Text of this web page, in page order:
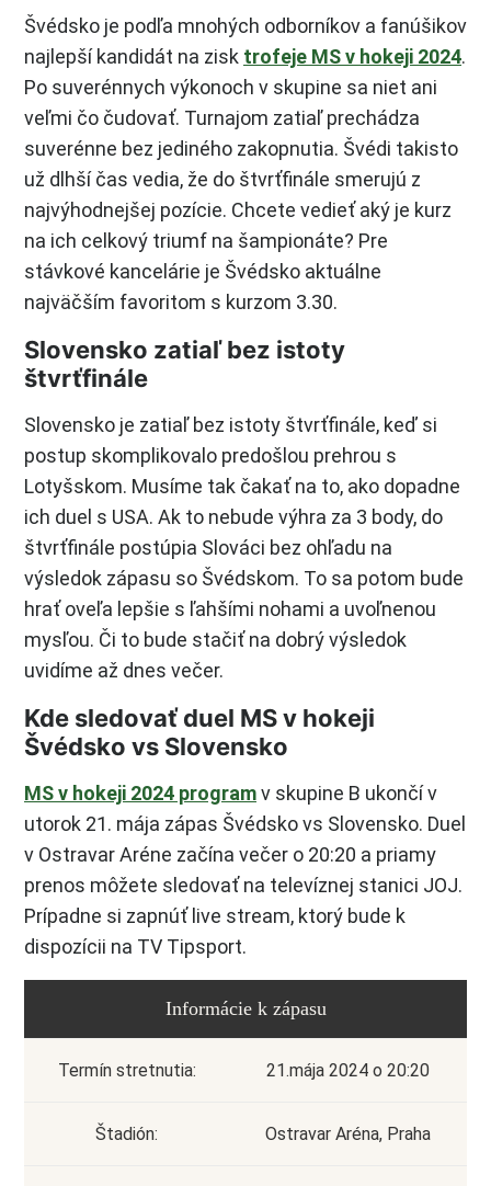
Švédsko je podľa mnohých odborníkov a fanúšikov
najlepší kandidát na zisk trofeje MS v hokeji 2024.
Po suverénnych výkonoch v skupine sa niet ani
veľmi čo čudovať. Turnajom zatiaľ prechádza
suverénne bez jediného zakopnutia. Švédi takisto
už dlhší čas vedia, že do štvrťfinále smerujú z
najvýhodnejšej pozície. Chcete vedieť aký je kurz
na ich celkový triumf na šampionáte? Pre
stávkové kancelárie je Švédsko aktuálne
najväčším favoritom s kurzom 3.30.
Slovensko zatiaľ bez istoty
štvrťfinále
Slovensko je zatiaľ bez istoty štvrťfinále, keď si
postup skomplikovalo predošlou prehrou s
Lotyšskom. Musíme tak čakať na to, ako dopadne
ich duel s USA. Ak to nebude výhra za 3 body, do
štvrťfinále postúpia Slováci bez ohľadu na
výsledok zápasu so Švédskom. To sa potom bude
hrať oveľa lepšie s ľahšími nohami a uvoľnenou
mysľou. Či to bude stačiť na dobrý výsledok
uvidíme až dnes večer.
Kde sledovať duel MS v hokeji
Švédsko vs Slovensko
MS v hokeji 2024 programv skupine B ukončí v
utorok 21. mája zápas Švédsko vs Slovensko. Duel
v Ostravar Aréne začína večer o 20:20 a priamy
prenos môžete sledovať na televíznej stanici JOJ.
Prípadne si zapnúť live stream, ktorý bude k
dispozícii na TV Tipsport.
Informácie k zápasu
Termín stretnutia: 21.mája 2024 o 20:20
Štadión: Ostravar Aréna, Praha